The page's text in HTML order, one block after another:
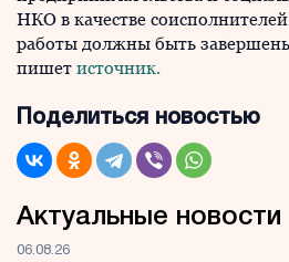
НКО в качестве
работы должны быть завершены
пишет источник.
Поделиться новостью
Актуальные новости
06.08.26